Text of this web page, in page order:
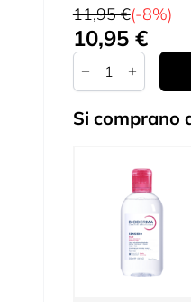
11,95 €(-8%)
A partire da:
10,95 €
Quantità
Si comprano